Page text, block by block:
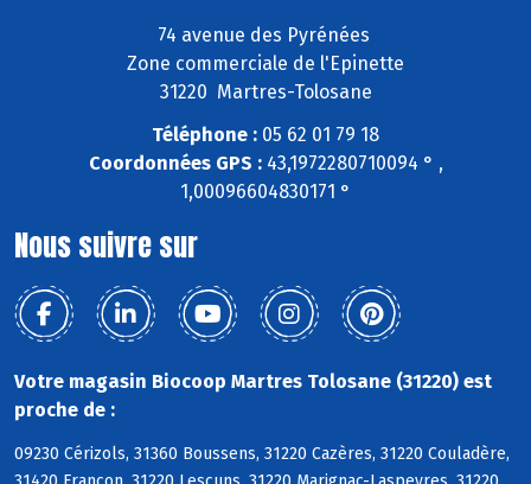
74 avenue des Pyrénées
Zone commerciale de l'Epinette
31220 Martres-Tolosane
Téléphone : 05 62 01 79 18
Coordonnées GPS :43,1972280710094 ° ,
1,00096604830171 °
Nous suivre sur
Votre magasin Biocoop Martres Tolosane (31220) est
proche de :
09230 Cérizols, 31360 Boussens, 31220 Cazères, 31220 Couladère,